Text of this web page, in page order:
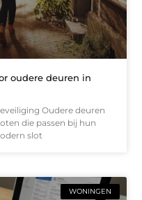
oudere deuren in
Oudere deuren
die passen bij hun
slot
WONINGEN